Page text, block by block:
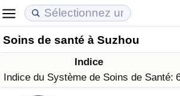
Soins de santé à Suzhou
Indice
Indice du Système de Soins de Santé:
Coût de la vie
Indice du Coût de la Vie (Actuel)
Prix de l'immobilier
Indice des Prix de l'immobilier
Qualité de Vie
Indice de Qualité de Vie